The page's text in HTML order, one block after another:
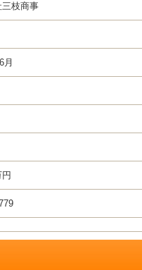
枝商事
月